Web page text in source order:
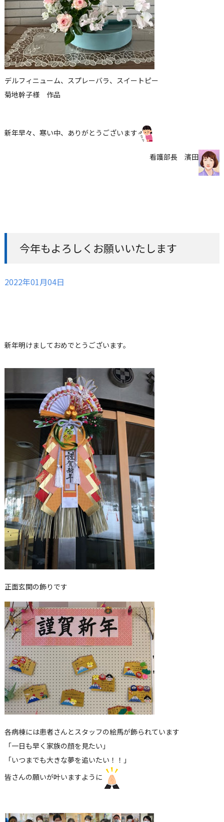
デルフィニューム、スプレーバラ、スイートピー
菊地幹子様 作品
新年早々、寒い中、ありがとうございます
看護部長 濱田
今年もよろしくお願いいたします
2022年01月04日
新年明けましておめでとうございます。
正面玄関の飾りです
各病棟には患者さんとスタッフの絵馬が飾られています
「一日も早く家族の顔を見たい」
「いつまでも大きな夢を追いたい！！」
皆さんの願いが叶いますように